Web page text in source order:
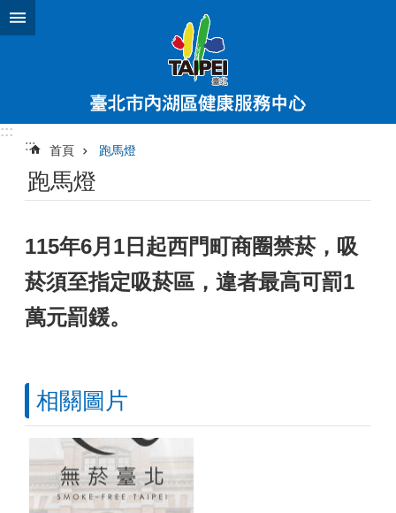
跳到主要內容區塊
:::
:::
首頁 跑馬燈
跑馬燈
115年6月1日起西門町商圈禁菸，吸
菸須至指定吸菸區，違者最高可罰1
萬元罰鍰。
相關圖片